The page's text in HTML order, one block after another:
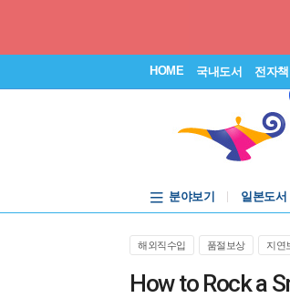
HOME 국내도서 전자책
분야보기 일본도서
해외직수입 품절보상 지연
How to Rock a